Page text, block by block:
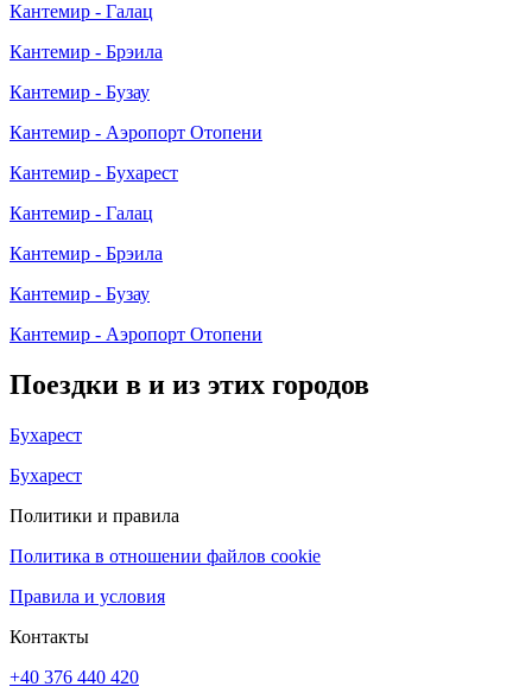
Кантемир - Галац
Кантемир - Брэила
Кантемир - Бузау
Кантемир - Аэропорт Отопени
Кантемир - Бухарест
Кантемир - Галац
Кантемир - Брэила
Кантемир - Бузау
Кантемир - Аэропорт Отопени
Поездки в и из этих городов
Бухарест
Бухарест
Политики и правила
Политика в отношении файлов cookie
Правила и условия
Контакты
+40 376 440 420